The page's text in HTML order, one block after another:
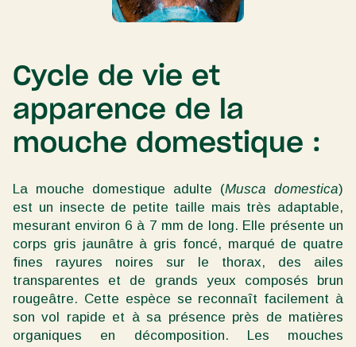
Cycle de vie et
apparence de la
mouche domestique :
La mouche domestique adulte (Musca domestica)
est un insecte de petite taille mais très adaptable,
mesurant environ 6 à 7 mm de long. Elle présente un
corps gris jaunâtre à gris foncé, marqué de quatre
fines rayures noires sur le thorax, des ailes
transparentes et de grands yeux composés brun
rougeâtre. Cette espèce se reconnaît facilement à
son vol rapide et à sa présence près de matières
organiques en décomposition. Les mouches